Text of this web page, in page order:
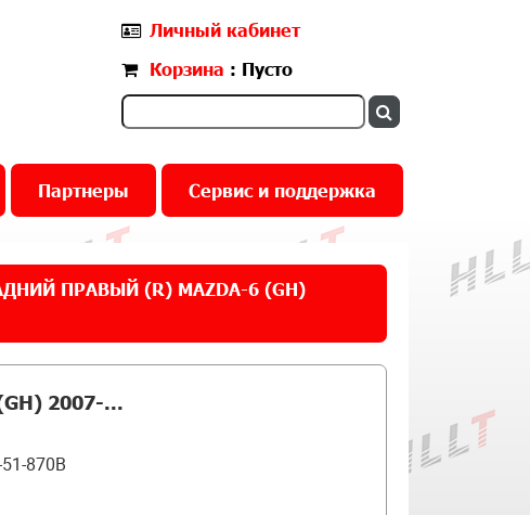
Личный кабинет
Корзина : Пусто
Партнеры Сервис и поддержка
ПРАВЫЙ (R) MAZDA-6 (GH)
2007-...
870B